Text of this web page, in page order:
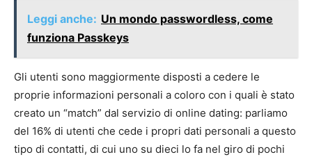
Leggi anche: Un mondo passwordless, come
funziona Passkeys
Gli utenti sono maggiormente disposti a cedere le
proprie informazioni personali a coloro con i quali è stato
creato un “match” dal servizio di online dating: parliamo
del 16% di utenti che cede i propri dati personali a questo
tipo di contatti, di cui uno su dieci lo fa nel giro di pochi